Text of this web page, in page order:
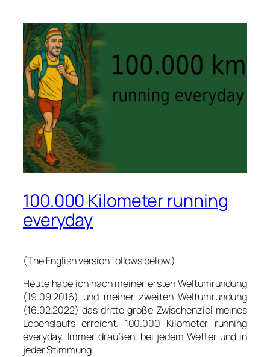
100.000 Kilometer running
everyday
(The Eng­lish ver­si­on fol­lows below.)
Heu­te habe ich nach mei­ner ers­ten Welt­um­run­dung
(19.09.2016) und mei­ner zwei­ten Welt­um­run­dung
(16.02.2022) das drit­te gro­ße Zwi­schen­ziel mei­nes
Lebens­laufs erreicht. 100.000 Kilo­me­ter run­ning
ever­y­day. Immer drau­ßen, bei jedem Wet­ter und in
jeder Stim­mung.